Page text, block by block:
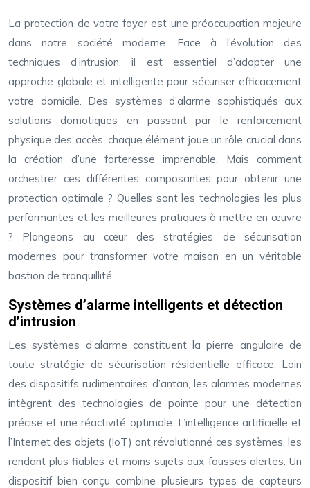
La protection de votre foyer est une préoccupation majeure
dans notre société moderne. Face à l’évolution des
techniques d’intrusion, il est essentiel d’adopter une
approche globale et intelligente pour sécuriser efficacement
votre domicile. Des systèmes d’alarme sophistiqués aux
solutions domotiques en passant par le renforcement
physique des accès, chaque élément joue un rôle crucial dans
la création d’une forteresse imprenable. Mais comment
orchestrer ces différentes composantes pour obtenir une
protection optimale ? Quelles sont les technologies les plus
performantes et les meilleures pratiques à mettre en œuvre
? Plongeons au cœur des stratégies de sécurisation
modernes pour transformer votre maison en un véritable
bastion de tranquillité.
Systèmes d’alarme intelligents et détection
d’intrusion
Les systèmes d’alarme constituent la pierre angulaire de
toute stratégie de sécurisation résidentielle efficace. Loin
des dispositifs rudimentaires d’antan, les alarmes modernes
intègrent des technologies de pointe pour une détection
précise et une réactivité optimale. L’intelligence artificielle et
l’Internet des objets (IoT) ont révolutionné ces systèmes, les
rendant plus fiables et moins sujets aux fausses alertes. Un
dispositif bien conçu combine plusieurs types de capteurs